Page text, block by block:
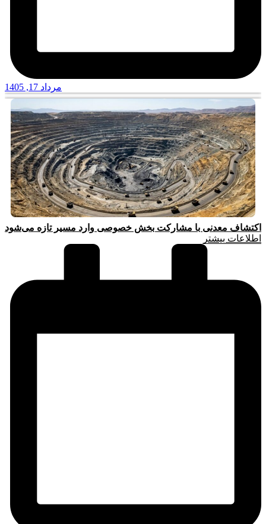
مرداد 17, 1405
اکتشاف معدنی با مشارکت بخش خصوصی وارد مسیر تازه می‌شود
اطلاعات بیشتر